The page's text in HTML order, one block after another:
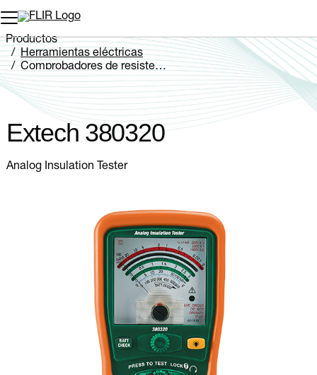
Productos
Herramientas eléctricas
Comprobadores de resistencia
Extech 380320
Extech 380320
Analog Insulation Tester